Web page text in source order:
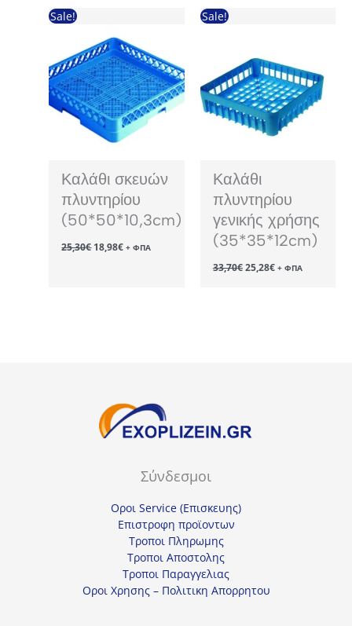
Sale!
Καλάθι σκευών
πλυντηρίου
(50*50*10,3cm)
25,30€ Original
price
18,98€Η+ ΦΠΑ
Sale!
Καλάθι
πλυντηρίου
γενικής χρήσης
(35*35*12cm)
33,70€Original
price
25,28€Η+ ΦΠΑ
Σύνδεσμοι
Οροι Service (Επισκευης)
Επιστροφη προϊοντων
Τροποι Πληρωμης
Τροποι Αποστολης
Τροποι Παραγγελιας
Οροι Χρησης – Πολιτικη Απορρητου